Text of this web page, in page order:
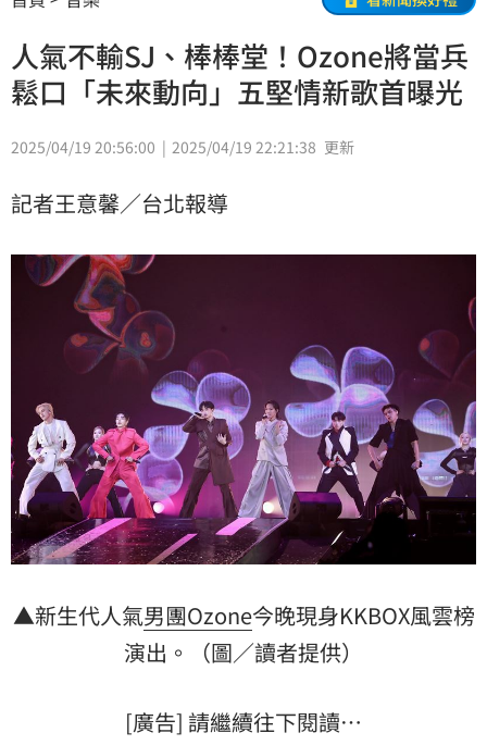
人氣不輸SJ、棒棒堂！Ozone將當兵
鬆口「未來動向」五堅情新歌首曝光
2025/04/19 20:56:00 2025/04/19 22:21:38 更新
記者王意馨／台北報導
▲新生代人氣男團Ozone今晚現身KKBOX風雲榜
演出。（圖／讀者提供）
[廣告] 請繼續往下閱讀…